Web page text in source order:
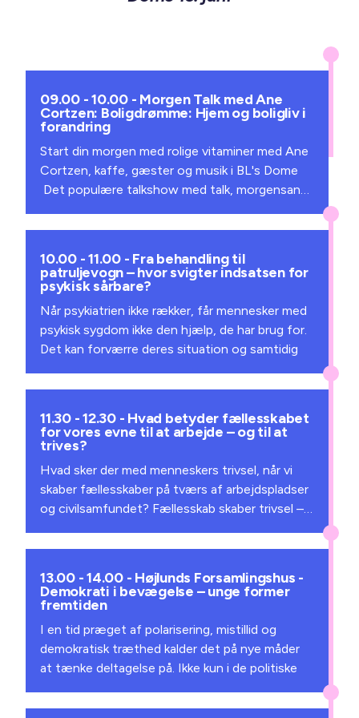
09.00 - 10.00 - Morgen Talk med Ane
Cortzen: Boligdrømme: Hjem og boligliv i
forandring
Start din morgen med rolige vitaminer med Ane
Cortzen, kaffe, gæster og musik i BL's Dome
Det populære talkshow med talk, morgensang
Folkemødets Forsamlingshus. Hvad er et hjem?
af at høre til, med tryghed, minder og
relationer? Vores måde at bo på er i forandring:
Flere bor alene, vi bliver flere ældre, familier ser
anderledes ud, og kravene til boligen vokser.
Hvad betyder det, hvis boligdrømmene faktisk
at afprøve og udvikle vores boligliv på.
10.00 - 11.00 - Fra behandling til
patruljevogn – hvor svigter indsatsen for
psykisk sårbare?
Når psykiatrien ikke rækker, får mennesker med
psykisk sygdom ikke den hjælp, de har brug for.
Det kan forværre deres situation og samtidig
politi til boligområder.
Debatten sætter fokus på, hvordan vi bedre
støtter psykisk sårbare i hverdagen. Hvordan
ansvar og indsatser?
Sted: Domens terrasse
Louise Dalsgaard, Retskorrespondent, DR
Moderator
Steen Nørskov, Chefpolitiinspektør, Bornholms
Politi
Torsten Bjørn Jacobsen, Formand,
11.30 - 12.30 - Hvad betyder fællesskabet
for vores evne til at arbejde – og til at
trives?
Hvad sker der med menneskers trivsel, når vi
skaber fællesskaber på tværs af arbejdspladser
og civilsamfundet? Fællesskab skaber trivsel –
viser, når mennesker føler sig som en del af et
arbejdsglæden Men hvorfor bliver fællesskab
så ofte betragtet som “blødt” – noget
sekundært?
13.00 - 14.00 - Højlunds Forsamlingshus -
Demokrati i bevægelse – unge former
fremtiden
I en tid præget af polarisering, mistillid og
demokratisk træthed kalder det på nye måder
at tænke deltagelse på. Ikke kun i de politiske
hverdagsrum, hvor mennesker oplever at have